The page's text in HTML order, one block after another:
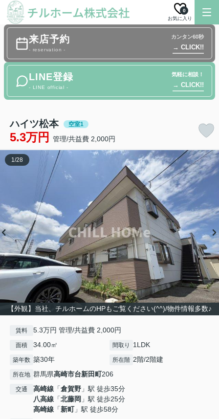
お気に入り
0
来店予約
- reservation -
カンタン60秒
→ CLICK!!
LINE登録
- LINE official -
気軽に相談！
→ CLICK!!
ハイツ松本 空室1
5.3万円 管理/共益費 2,000円
【外観】当社、チルホームのHPもご覧ください(^^)/物件情報多数♪
1/28
賃料 5.3万円 管理/共益費 2,000円
面積 34.00㎡ 間取り 1LDK
築年数 築30年 所在階 2階/2階建
所在地 群馬県高崎市台新田町206
交通 高崎線 「倉賀野 」駅 徒歩35分
八高線 「北藤岡 」駅 徒歩25分
高崎線 「新町」駅 徒歩58分